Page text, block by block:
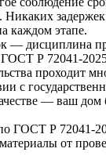
Никаких
каждом этапе.
ГОСТ Р 72041-
проходит
с
— ваш дом
от